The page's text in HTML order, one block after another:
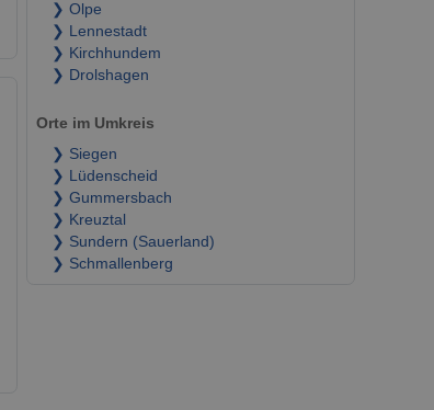
❯ Olpe
❯ Lennestadt
❯ Kirchhundem
❯ Drolshagen
Orte im Umkreis
❯ Siegen
❯ Lüdenscheid
❯ Gummersbach
❯ Kreuztal
❯ Sundern (Sauerland)
❯ Schmallenberg